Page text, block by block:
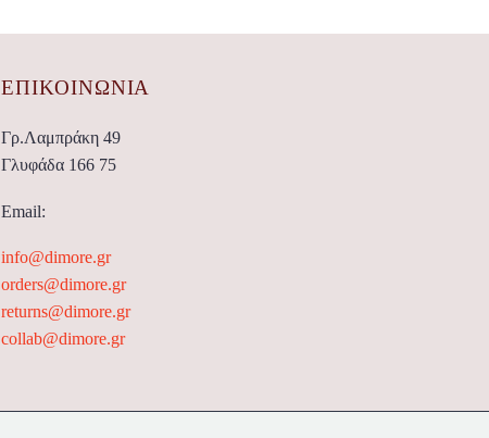
ΕΠΙΚΟΙΝΩΝΊΑ
Γρ.Λαμπράκη 49
Γλυφάδα 166 75
Email:
info@dimore.gr
orders@dimore.gr
returns@dimore.gr
collab@dimore.gr